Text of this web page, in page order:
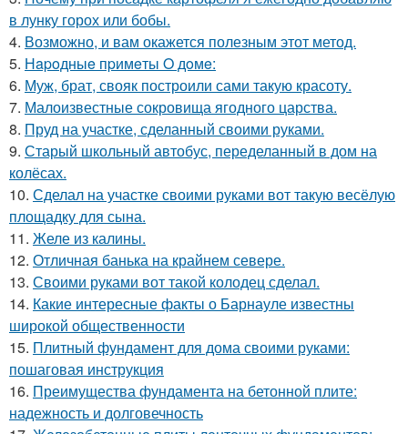
в лунку горох или бобы.
4. Возможно, и вам окажется полезным этот метод.
5. Нapoдныe пpимeты O дoмe:
6. Муж, брат, свояк построили сами такую красоту.
7. Малоизвестные сокровища ягодного царства.
8. Пруд на участке, сделанный своими руками.
9. Старый школьный автобус, переделанный в дом на
колёсах.
10. Сделал на участке своими руками вот такую весёлую
площадку для сына.
11. Желе из калины.
12. Отличная банька на крайнем севере.
13. Своими руками вот такой колодец сделал.
14. Какие интересные факты о Барнауле известны
широкой общественности
15. Плитный фундамент для дома своими руками:
пошаговая инструкция
16. Преимущества фундамента на бетонной плите:
надежность и долговечность